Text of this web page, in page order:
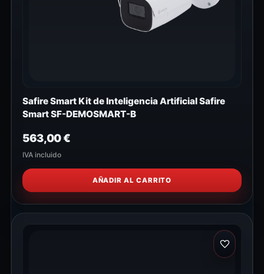
Safire Smart Kit de Inteligencia Artificial Safire
Smart SF-DEMOSMART-B
563,00€
IVA incluido
AÑADIR AL CARRITO